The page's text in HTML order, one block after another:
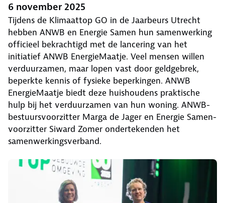
6 november 2025
Tijdens de Klimaattop GO in de Jaarbeurs Utrecht
hebben ANWB en Energie Samen hun samenwerking
officieel bekrachtigd met de lancering van het
initiatief ANWB EnergieMaatje. Veel mensen willen
verduurzamen, maar lopen vast door geldgebrek,
beperkte kennis of fysieke beperkingen. ANWB
EnergieMaatje biedt deze huishoudens praktische
hulp bij het verduurzamen van hun woning. ANWB-
bestuursvoorzitter Marga de Jager en Energie Samen-
voorzitter Siward Zomer ondertekenden het
samenwerkingsverband.